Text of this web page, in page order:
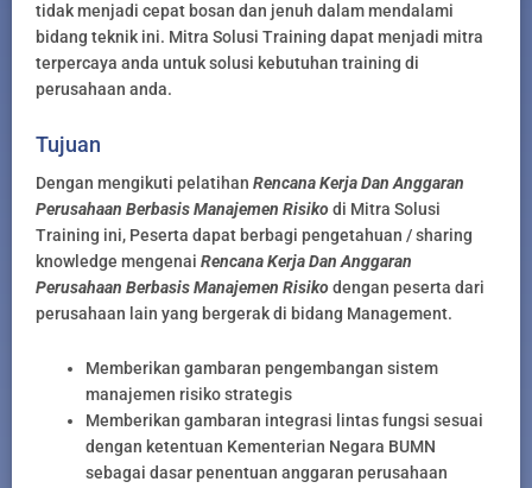
tidak menjadi cepat bosan dan jenuh dalam mendalami
bidang teknik ini. Mitra Solusi Training dapat menjadi mitra
terpercaya anda untuk solusi kebutuhan training di
perusahaan anda.
Tujuan
Dengan mengikuti pelatihan Rencana Kerja Dan Anggaran
Perusahaan Berbasis Manajemen Risikodi Mitra Solusi
Training ini, Peserta dapat berbagi pengetahuan / sharing
knowledge mengenai Rencana Kerja Dan Anggaran
Perusahaan Berbasis Manajemen Risikodengan peserta dari
perusahaan lain yang bergerak di bidang Management.
Memberikan gambaran pengembangan sistem
manajemen risiko strategis
Memberikan gambaran integrasi lintas fungsi sesuai
dengan ketentuan Kementerian Negara BUMN
sebagai dasar penentuan anggaran perusahaan